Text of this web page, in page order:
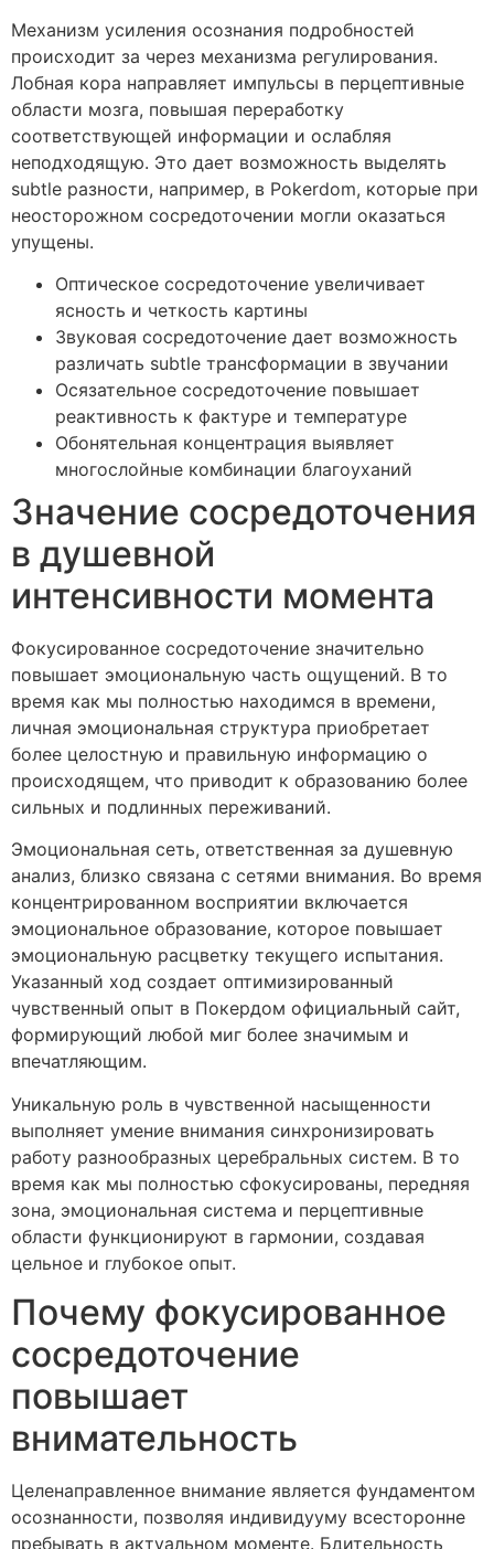
Механизм усиления осознания подробностей
происходит за через механизма регулирования.
Лобная кора направляет импульсы в перцептивные
области мозга, повышая переработку
соответствующей информации и ослабляя
неподходящую. Это дает возможность выделять
subtle разности, например, в Pokerdom, которые при
неосторожном сосредоточении могли оказаться
упущены.
Оптическое сосредоточение увеличивает
ясность и четкость картины
Звуковая сосредоточение дает возможность
различать subtle трансформации в звучании
Осязательное сосредоточение повышает
реактивность к фактуре и температуре
Обонятельная концентрация выявляет
многослойные комбинации благоуханий
Значение сосредоточения
в душевной
интенсивности момента
Фокусированное сосредоточение значительно
повышает эмоциональную часть ощущений. В то
время как мы полностью находимся в времени,
личная эмоциональная структура приобретает
более целостную и правильную информацию о
происходящем, что приводит к образованию более
сильных и подлинных переживаний.
Эмоциональная сеть, ответственная за душевную
анализ, близко связана с сетями внимания. Во время
концентрированном восприятии включается
эмоциональное образование, которое повышает
эмоциональную расцветку текущего испытания.
Указанный ход создает оптимизированный
чувственный опыт в Покердом официальный сайт,
формирующий любой миг более значимым и
впечатляющим.
Уникальную роль в чувственной насыщенности
выполняет умение внимания синхронизировать
работу разнообразных церебральных систем. В то
время как мы полностью сфокусированы, передняя
зона, эмоциональная система и перцептивные
области функционируют в гармонии, создавая
цельное и глубокое опыт.
Почему фокусированное
сосредоточение
повышает
внимательность
Целенаправленное внимание является фундаментом
осознанности, позволяя индивидууму всесторонне
пребывать в актуальном моменте. Бдительность